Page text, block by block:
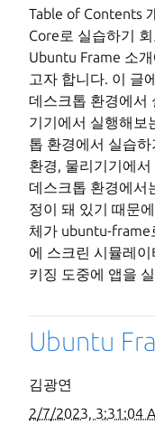
Table of Contents
Core로 실습하기
Ubuntu Frame 소
고자 합니다. 이 글
데스크톱 환경에서
기기에서 실행해보
톱 환경에서 실습
환경, 물리기기에
데스크톱 환경에서
정이 돼 있기 때문
체가 ubuntu-frame
에 스크린 시뮬레
키징 도중에 앱을
Ubuntu
김광연
2/7/2023, 3:31:04